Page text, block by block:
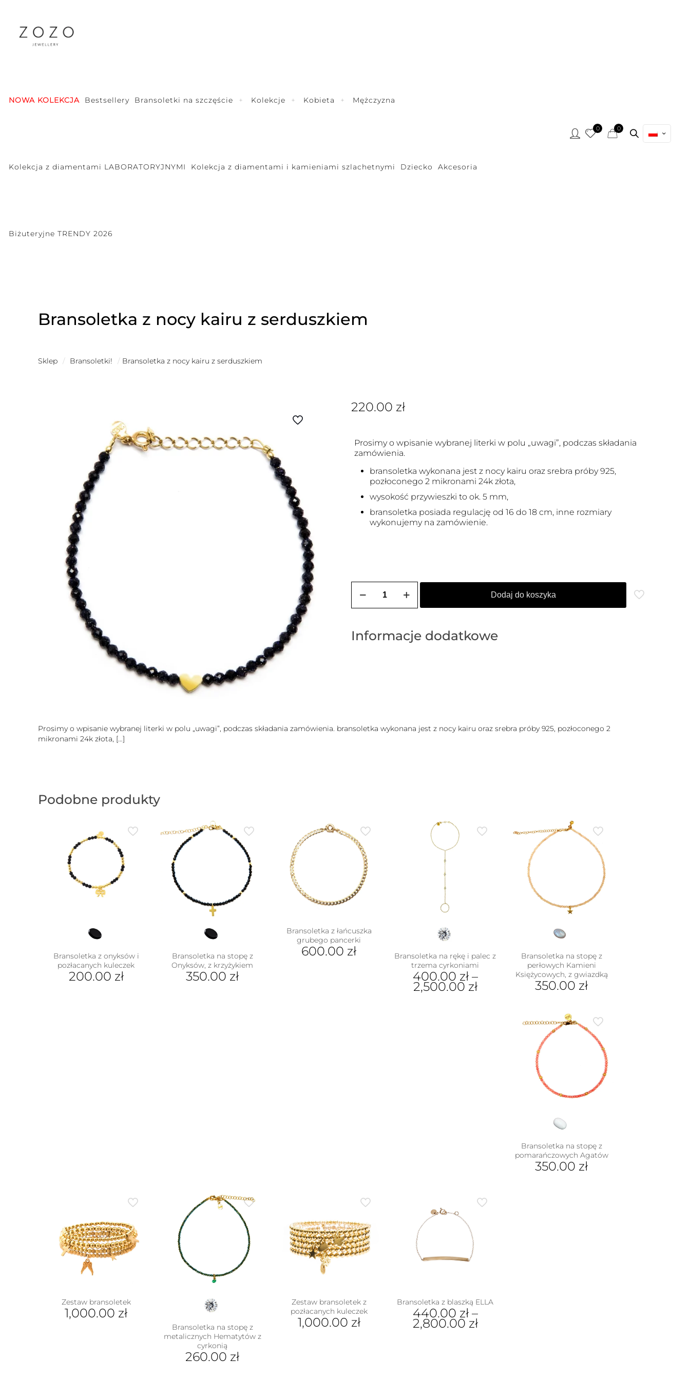
NOWA KOLEKCJA Bestsellery Bransoletki na szczęście Kolekcje Kobieta Mężczyzna
Kolekcja z diamentami LABORATORYJNYMI Kolekcja z diamentami i kamieniami szlachetnymi Dziecko Akcesoria
Biżuteryjne TRENDY 2026
0 0
Bransoletka z nocy kairu z serduszkiem
Sklep / Bransoletki! / Bransoletka z nocy kairu z serduszkiem
220.00 zł
Prosimy o wpisanie wybranej literki w polu „uwagi”, podczas składania
zamówienia.
bransoletka wykonana jest z nocy kairu oraz srebra próby 925,
pozłoconego 2 mikronami 24k złota,
wysokość przywieszki to ok. 5 mm,
bransoletka posiada regulację od 16 do 18 cm, inne rozmiary
wykonujemy na zamówienie.
Bransoletka
z
serduszkiem
Dodaj do koszyka
Informacje dodatkowe
Prosimy o wpisanie wybranej literki w polu „uwagi”, podczas składania zamówienia. bransoletka wykonana jest z nocy kairu oraz srebra próby 925, pozłoconego 2
mikronami 24k złota, […]
Podobne produkty
Bransoletka z onyksów i
pozłacanych kuleczek
200.00 zł
Bransoletka na stopę z
Onyksów, z krzyżykiem
350.00 zł
Bransoletka z łańcuszka
grubego pancerki
600.00 zł
Bransoletka na rękę i palec z
trzema cyrkoniami
400.00 zł–
2,500.00 zł
Bransoletka na stopę z
perłowych Kamieni
Księżycowych, z gwiazdką
350.00 zł
Bransoletka na stopę z
pomarańczowych Agatów
350.00 zł
Zestaw bransoletek
1,000.00 zł
Bransoletka na stopę z
metalicznych Hematytów z
cyrkonią
260.00 zł
Zestaw bransoletek z
pozłacanych kuleczek
1,000.00 zł
Bransoletka z blaszką ELLA
440.00 zł–
2,800.00 zł